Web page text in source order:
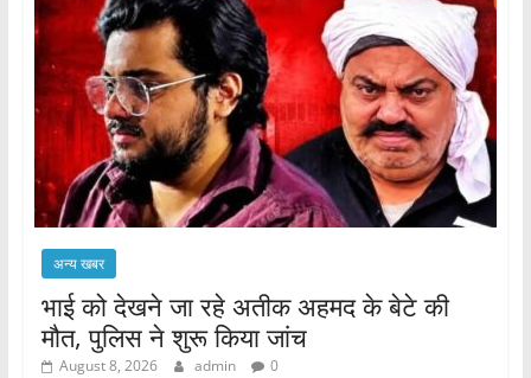
अन्य खबर
भाई को देखने जा रहे अतीक अहमद के बेटे की
मौत, पुलिस ने शुरू किया जांच
August 8, 2026 admin 0